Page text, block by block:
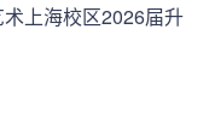
上海校区2026届升